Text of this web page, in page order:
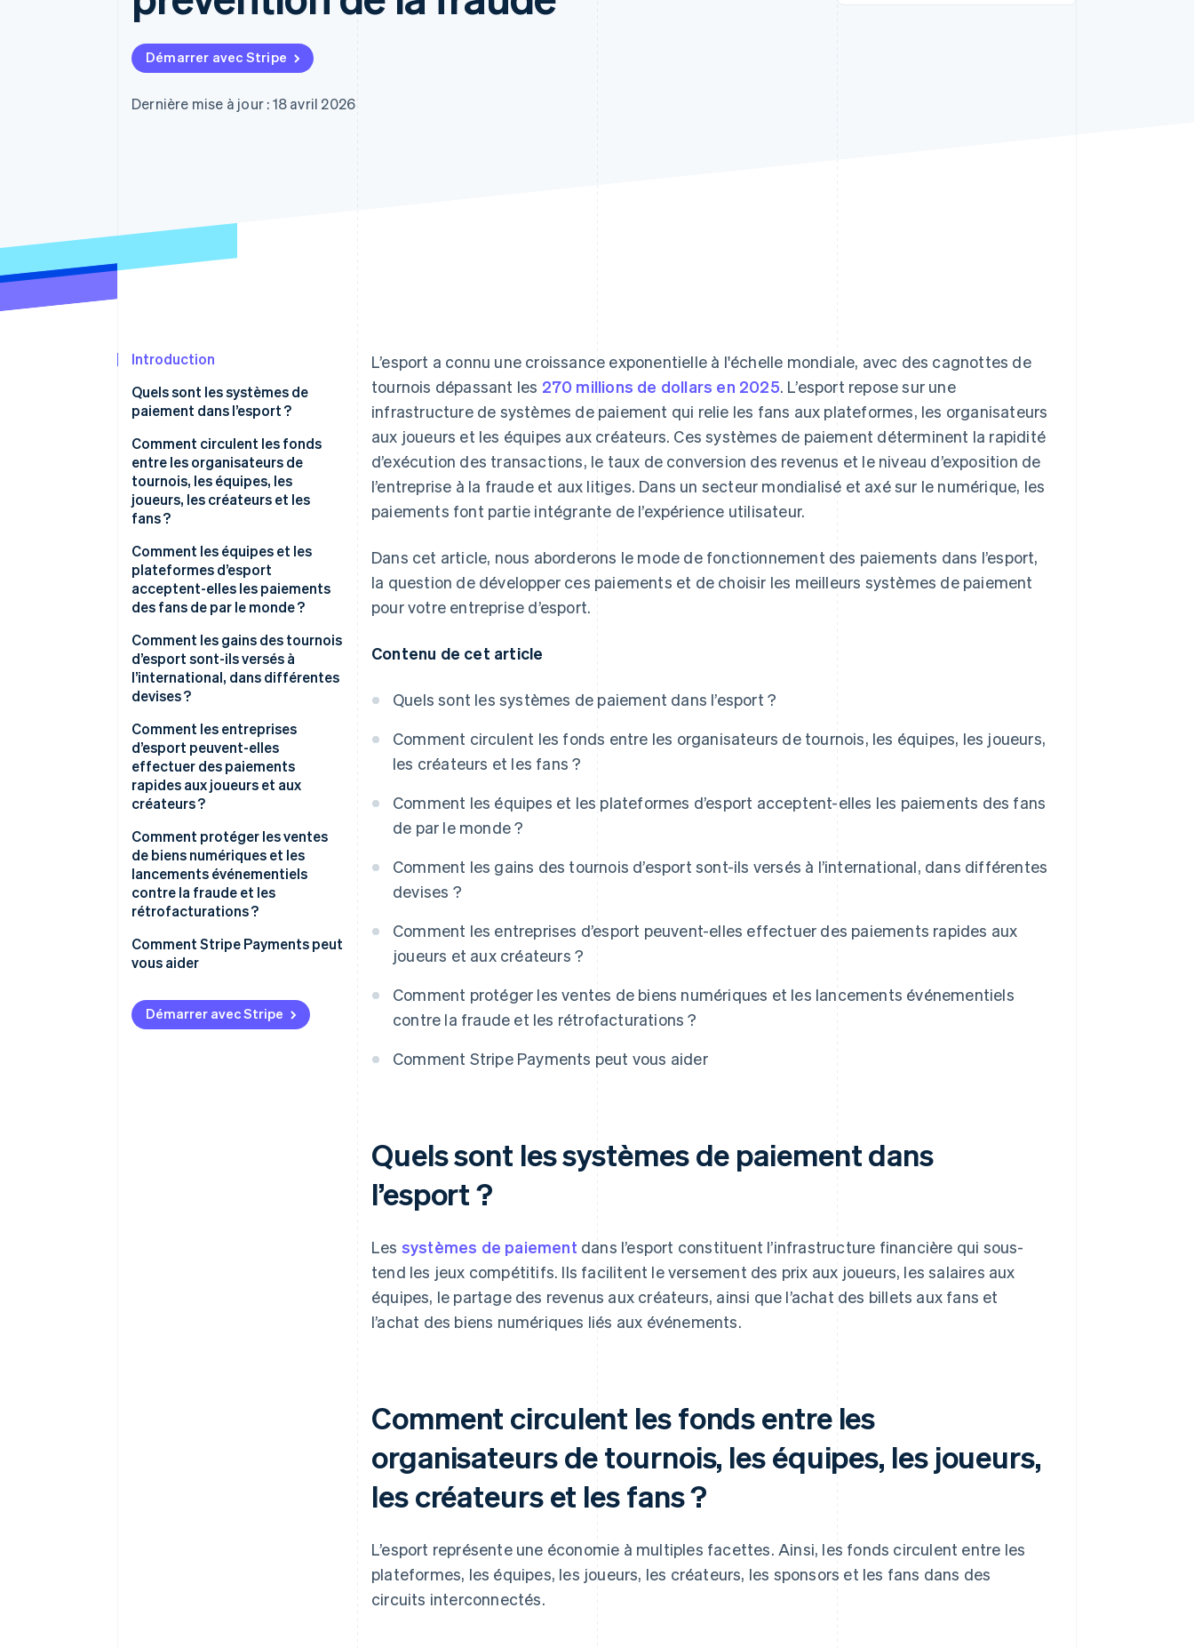
Acceptation optimisée
Paiements accélérés
Financial ConnectionsDémarrer avec Stripe
Dernière mise à jour : 18 avril 2026
Introduction
Quels sont les systèmes de
paiement dans l’esport ?
Comment circulent les fonds
entre les organisateurs de
tournois, les équipes, les
joueurs, les créateurs et les
fans ?
Des organisateurs de tournois
aux joueurs
Des équipes aux joueurs
Des plateformes aux créateurs
et streamers
Des fans aux équipes et
organisateurs
Des fans aux plateformes
Comment les équipes et les
plateformes d’esport
acceptent-elles les paiements
des fans de par le monde ?
Moyens de paiement localisés
prise en charge d’une
tarification multidevise
Paiement mobile optimisé
Anticipation des pics de trafic
Commerce intégré à l’identité
centralisés
Comment les gains des tournois
d’esport sont-ils versés à
l’international, dans différentes
devises ?
Comment les entreprises
d’esport peuvent-elles
effectuer des paiements
rapides aux joueurs et aux
créateurs ?
Déclencheurs de virements
automatisés
Onboarding anticipé
Virements de masse
programmés et groupés
Options de virement flexibles
Suivi des virements en temps
réel
Comment protéger les ventes
de biens numériques et les
lancements événementiels
contre la fraude et les
rétrofacturations ?
Comment Stripe Payments peut
vous aider
Démarrer avec Stripe
L’esport a connu une croissance exponentielle à l'échelle mondiale, avec des cagnottes de
tournois dépassant les 270 millions de dollars en 2025. L’esport repose sur une
infrastructure de systèmes de paiement qui relie les fans aux plateformes, les organisateurs
aux joueurs et les équipes aux créateurs. Ces systèmes de paiement déterminent la rapidité
d’exécution des transactions, le taux de conversion des revenus et le niveau d’exposition de
l’entreprise à la fraude et aux litiges. Dans un secteur mondialisé et axé sur le numérique, les
paiements font partie intégrante de l’expérience utilisateur.
Dans cet article, nous aborderons le mode de fonctionnement des paiements dans l’esport,
la question de développer ces paiements et de choisir les meilleurs systèmes de paiement
pour votre entreprise d’esport.
Contenu de cet article
Quels sont les systèmes de paiement dans l’esport ?
Comment circulent les fonds entre les organisateurs de tournois, les équipes, les joueurs,
les créateurs et les fans ?
Comment les équipes et les plateformes d’esport acceptent-elles les paiements des fans
de par le monde ?
Comment les gains des tournois d’esport sont-ils versés à l’international, dans différentes
devises ?
Comment les entreprises d’esport peuvent-elles effectuer des paiements rapides aux
joueurs et aux créateurs ?
Comment protéger les ventes de biens numériques et les lancements événementiels
contre la fraude et les rétrofacturations ?
Comment Stripe Payments peut vous aider
Quels sont les systèmes de paiement dans
l’esport ?
Les systèmes de paiement dans l’esport constituent l’infrastructure financière qui sous-
tend les jeux compétitifs. Ils facilitent le versement des prix aux joueurs, les salaires aux
équipes, le partage des revenus aux créateurs, ainsi que l’achat des billets aux fans et
l’achat des biens numériques liés aux événements.
Comment circulent les fonds entre les
organisateurs de tournois, les équipes, les joueurs,
les créateurs et les fans ?
L’esport représente une économie à multiples facettes. Ainsi, les fonds circulent entre les
plateformes, les équipes, les joueurs, les créateurs, les sponsors et les fans dans des
circuits interconnectés.